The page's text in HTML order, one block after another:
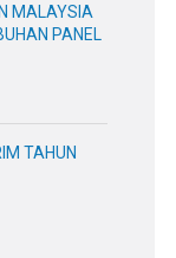
MALAYSIA
PANEL
TAHUN